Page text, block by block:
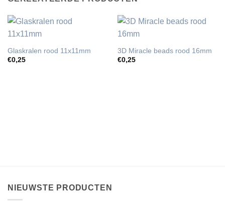
Glaskralen rood 11x11mm
€0,25
3D Miracle beads rood 16mm
€0,25
NIEUWSTE PRODUCTEN